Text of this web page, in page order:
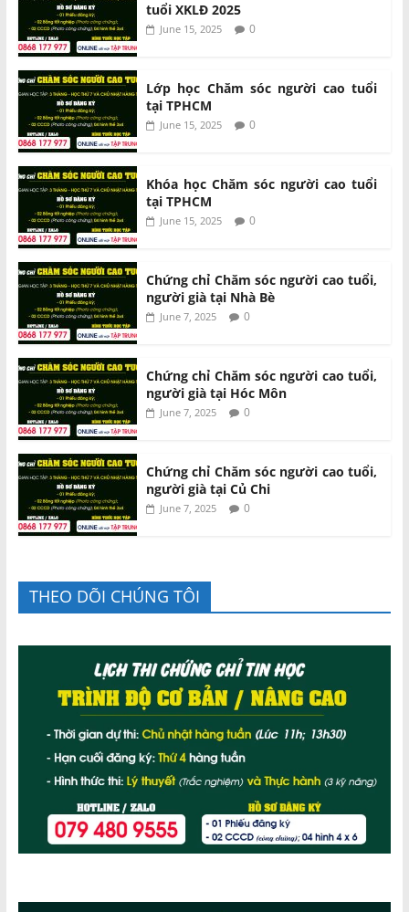
tuổi XKLĐ 2025
June 15, 2025 0
Lớp học Chăm sóc người cao tuổi
tại TPHCM
June 15, 2025 0
Khóa học Chăm sóc người cao tuổi
tại TPHCM
June 15, 2025 0
Chứng chỉ Chăm sóc người cao tuổi,
người già tại Nhà Bè
June 7, 2025 0
Chứng chỉ Chăm sóc người cao tuổi,
người già tại Hóc Môn
June 7, 2025 0
Chứng chỉ Chăm sóc người cao tuổi,
người già tại Củ Chi
June 7, 2025 0
THEO DÕI CHÚNG TÔI